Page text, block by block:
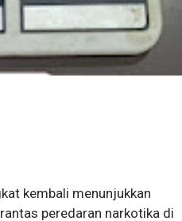
kembali menunjukkan
peredaran narkotika di